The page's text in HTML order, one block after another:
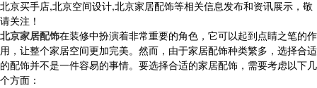
北京买手店,北京空间设计,北京家居配饰等相关信息发布和资讯展示，敬
请关注！
北京家居配饰在装修中扮演着非常重要的角色，它可以起到点睛之笔的作
用，让整个家居空间更加完美。然而，由于家居配饰种类繁多，选择合适
的配饰并不是一件容易的事情。要选择合适的家居配饰，需要考虑以下几
个方面：